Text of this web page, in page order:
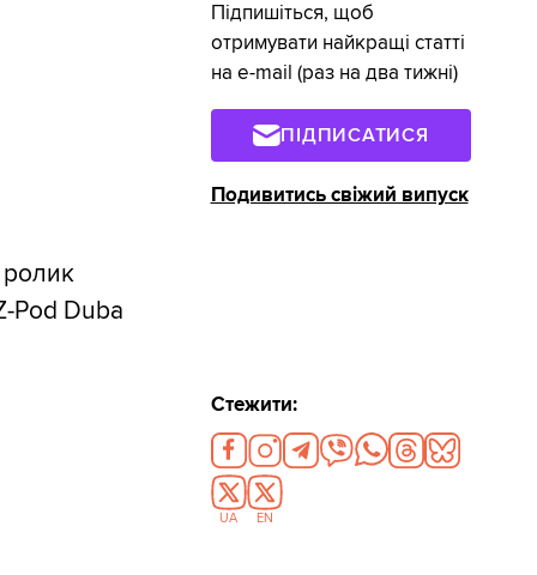
ролик
Pod Duba
Підпишіться, щоб
отримувати найкращі статті
на e-mail (раз на два тижні)
ПІДПИСАТИСЯ
Подивитись свіжий випуск
Стежити:
UA EN